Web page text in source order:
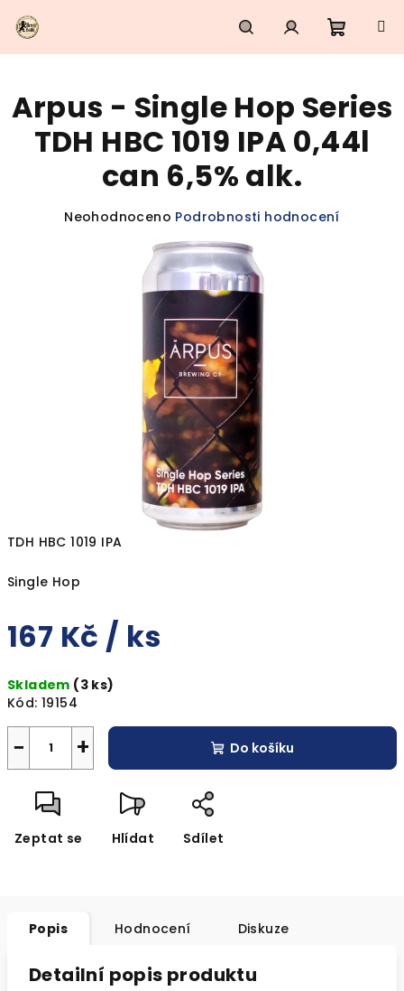
na
obsah
HledatPřihlášení
košík
TDH HBC 1019 IPA
Single Hop
167 Kč / ks
cena:
Skladem (3 ks)
Kód: 19154
+
− Do košíku
Zeptat se Hlídat Sdílet
Arpus - Single Hop Series
TDH HBC 1019 IPA 0,44l
can 6,5% alk.
Průměrné
Neohodnoceno Podrobnosti hodnocení
Popis Hodnocení Diskuze
Detailní popis produktu